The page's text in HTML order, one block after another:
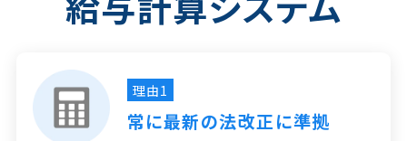
理由1
常に最新の法改正に準拠